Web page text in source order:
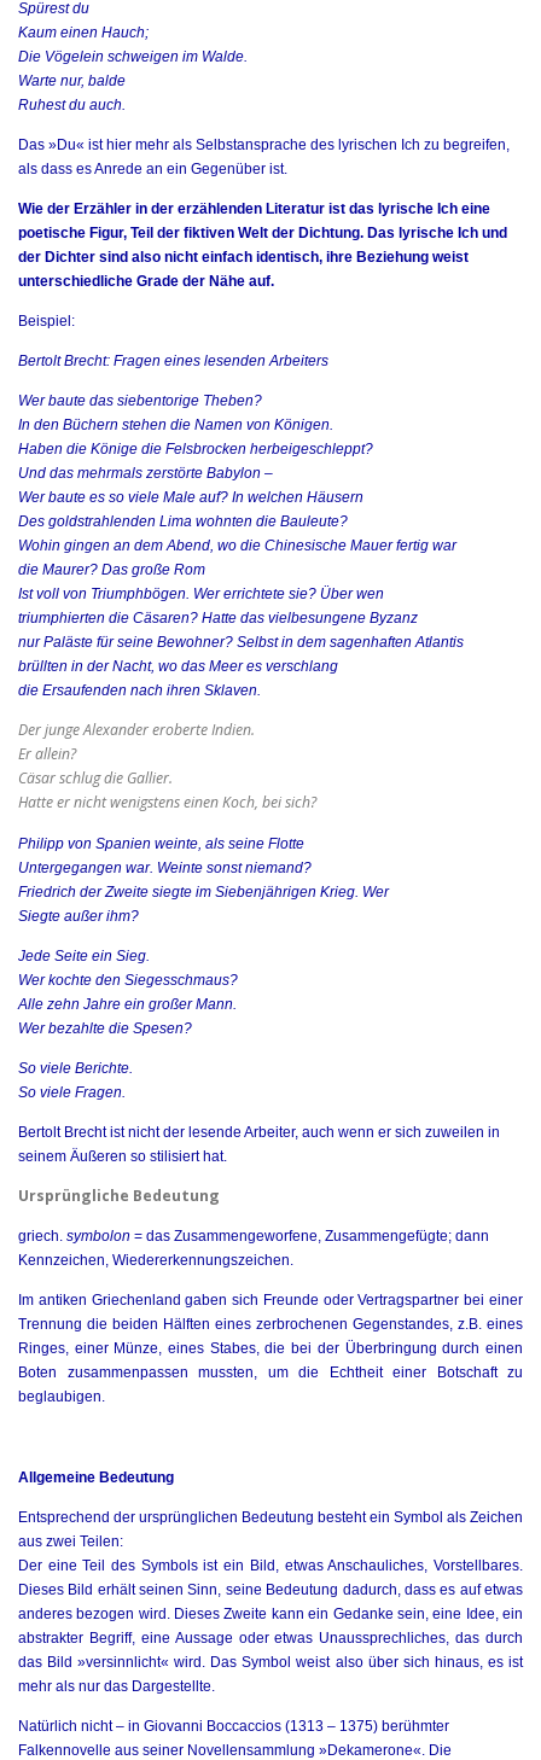
Spürest du
Kaum einen Hauch;
Die Vögelein schweigen im Walde.
Warte nur, balde
Ruhest du auch.
Das »Du« ist hier mehr als Selbstansprache des lyrischen Ich zu begreifen,
als dass es Anrede an ein Gegenüber ist.
Wie der Erzähler in der erzählenden Literatur ist das lyrische Ich eine
poetische Figur, Teil der fiktiven Welt der Dichtung. Das lyrische Ich und
der Dichter sind also nicht einfach identisch, ihre Beziehung weist
unterschiedliche Grade der Nähe auf.
Beispiel:
Bertolt Brecht: Fragen eines lesenden Arbeiters
Wer baute das siebentorige Theben?
In den Büchern stehen die Namen von Königen.
Haben die Könige die Felsbrocken herbeigeschleppt?
Und das mehrmals zerstörte Babylon –
Wer baute es so viele Male auf? In welchen Häusern
Des goldstrahlenden Lima wohnten die Bauleute?
Wohin gingen an dem Abend, wo die Chinesische Mauer fertig war
die Maurer? Das große Rom
Ist voll von Triumphbögen. Wer errichtete sie? Über wen
triumphierten die Cäsaren? Hatte das vielbesungene Byzanz
nur Paläste für seine Bewohner? Selbst in dem sagenhaften Atlantis
brüllten in der Nacht, wo das Meer es verschlang
die Ersaufenden nach ihren Sklaven.
Der junge Alexander eroberte Indien.
Er allein?
Cäsar schlug die Gallier.
Hatte er nicht wenigstens einen Koch, bei sich?
Philipp von Spanien weinte, als seine Flotte
Untergegangen war. Weinte sonst niemand?
Friedrich der Zweite siegte im Siebenjährigen Krieg. Wer
Siegte außer ihm?
Jede Seite ein Sieg.
Wer kochte den Siegesschmaus?
Alle zehn Jahre ein großer Mann.
Wer bezahlte die Spesen?
So viele Berichte.
So viele Fragen.
Bertolt Brecht ist nicht der lesende Arbeiter, auch wenn er sich zuweilen in
seinem Äußeren so stilisiert hat.
Ursprüngliche Bedeutung
griech. symbolon = das Zusammengeworfene, Zusammengefügte; dann
Kennzeichen, Wiedererkennungszeichen.
Im antiken Griechenland gaben sich Freunde oder Vertragspartner bei einer
Trennung die beiden Hälften eines zerbrochenen Gegenstandes, z.B. eines
Ringes, einer Münze, eines Stabes, die bei der Überbringung durch einen
Boten zusammenpassen mussten, um die Echtheit einer Botschaft zu
beglaubigen.
Allgemeine Bedeutung
Entsprechend der ursprünglichen Bedeutung besteht ein Symbol als Zeichen
aus zwei Teilen:
Der eine Teil des Symbols ist ein Bild, etwas Anschauliches, Vorstellbares.
Dieses Bild erhält seinen Sinn, seine Bedeutung dadurch, dass es auf etwas
anderes bezogen wird. Dieses Zweite kann ein Gedanke sein, eine Idee, ein
abstrakter Begriff, eine Aussage oder etwas Unaussprechliches, das durch
das Bild »versinnlicht« wird. Das Symbol weist also über sich hinaus, es ist
mehr als nur das Dargestellte.
Natürlich nicht – in Giovanni Boccaccios (1313 – 1375) berühmter
Falkennovelle aus seiner Novellensammlung »Dekamerone«. Die